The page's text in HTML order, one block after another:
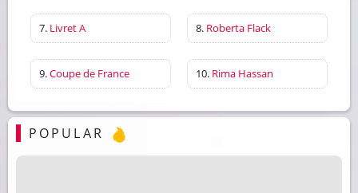
7. Livret A 8. Roberta Flack
9.Coupe de France 10. Rima Hassan
POPULAR